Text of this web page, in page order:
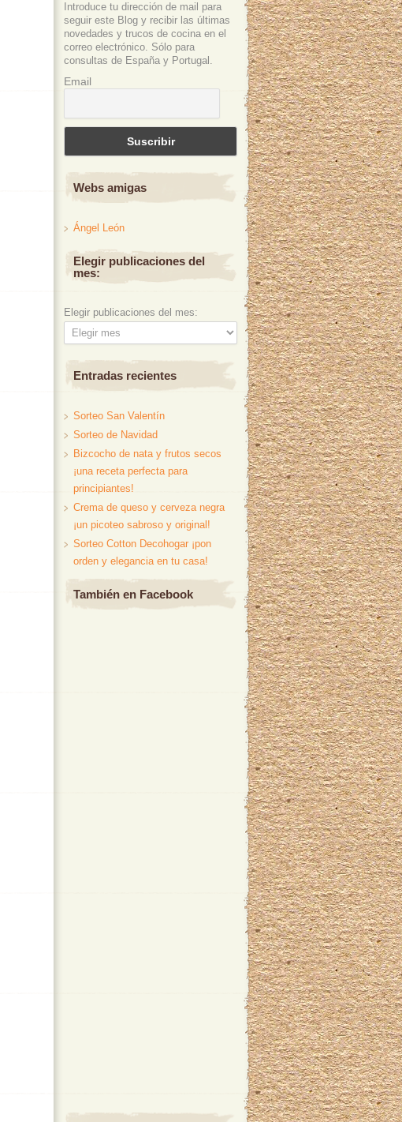
Introduce tu dirección de mail para
seguir este Blog y recibir las últimas
novedades y trucos de cocina en el
correo electrónico. Sólo para
consultas de España y Portugal.
Email
Webs amigas
Ángel León
Elegir publicaciones del
mes:
Elegir publicaciones del mes:
Entradas recientes
Sorteo San Valentín
Sorteo de Navidad
Bizcocho de nata y frutos secos
¡una receta perfecta para
principiantes!
Crema de queso y cerveza negra
¡un picoteo sabroso y original!
Sorteo Cotton Decohogar ¡pon
orden y elegancia en tu casa!
También en Facebook